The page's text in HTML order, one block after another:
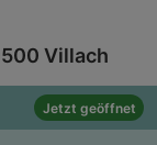
Villach
Jetzt geöffnet